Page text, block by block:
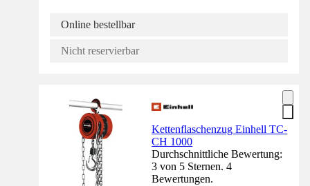
Online bestellbar
Nicht reservierbar
Kettenflaschenzug Einhell TC-
CH 1000
Durchschnittliche Bewertung:
3 von 5 Sternen. 4
Bewertungen.